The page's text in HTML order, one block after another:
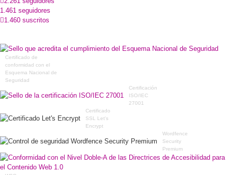
1.461 seguidores
1.460 suscritos
Certificado de
conformidad con el
Esquema Nacional de
Seguridad
Certificación
ISO/IEC
27001
Certificado
SSL Let's
Encrypt
Wordfence
Security
Premium